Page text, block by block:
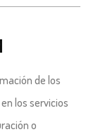
de los
los servicios
o